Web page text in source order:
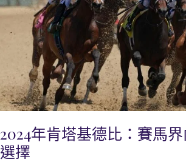
2024年肯塔基德比：賽馬
選擇